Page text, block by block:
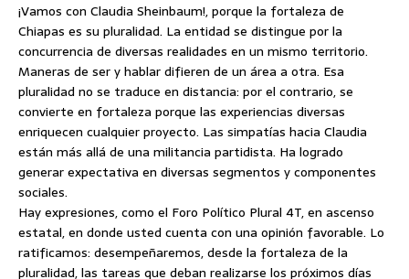
¡Vamos con Claudia Sheinbaum!, porque la fortaleza de
Chiapas es su pluralidad. La entidad se distingue por la
concurrencia de diversas realidades en un mismo territorio.
Maneras de ser y hablar difieren de un área a otra. Esa
pluralidad no se traduce en distancia: por el contrario, se
convierte en fortaleza porque las experiencias diversas
enriquecen cualquier proyecto. Las simpatías hacia Claudia
están más allá de una militancia partidista. Ha logrado
generar expectativa en diversas segmentos y componentes
sociales.
Hay expresiones, como el Foro Político Plural 4T, en ascenso
estatal, en donde usted cuenta con una opinión favorable. Lo
ratificamos: desempeñaremos, desde la fortaleza de la
pluralidad, las tareas que deban realizarse los próximos días